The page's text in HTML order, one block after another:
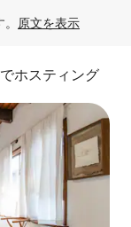
原文を表示
ホスティング